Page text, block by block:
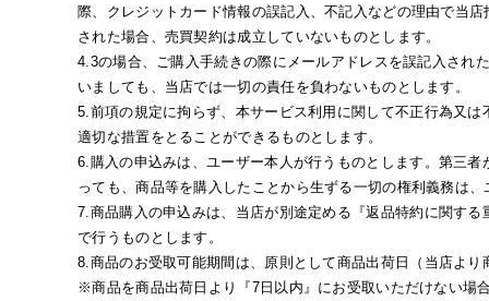
際、クレジットカード情報の誤記入、不記入などの理由で当
された場合、売買契約は成立していないものとします。
4.3の場合、ご購入手続きの際にメールアドレスを誤記入され
いましても、当店では一切の責任を負わないものとします。
5.前項の規定に拘らず、本サービス利用に関して不正行為又
適切な措置をとることができるものとします。
6.購入の申込みは、ユーザー本人が行うものとします。第三
っても、商品等を購入したことから生ずる一切の権利義務は
7.商品購入の申込みは、当店が別途定める『返品特約に関す
で行うものとします。
8.商品のお受取可能期間は、原則として商品出荷日（当店よ
※商品を商品出荷日より『7日以内』にお受取いただけない場